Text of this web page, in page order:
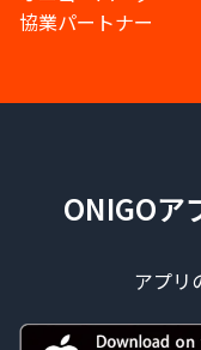
協業パートナー
ONIGOア
アプリ